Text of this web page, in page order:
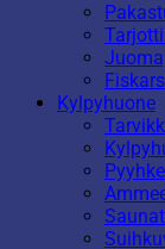
Fiskars
Kylpyhuone